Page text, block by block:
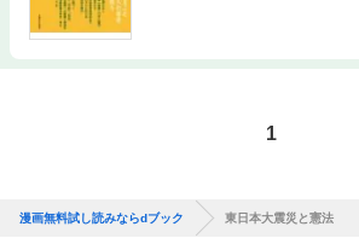
1
漫画無料試し読みならdブック 東日本大震災と憲法